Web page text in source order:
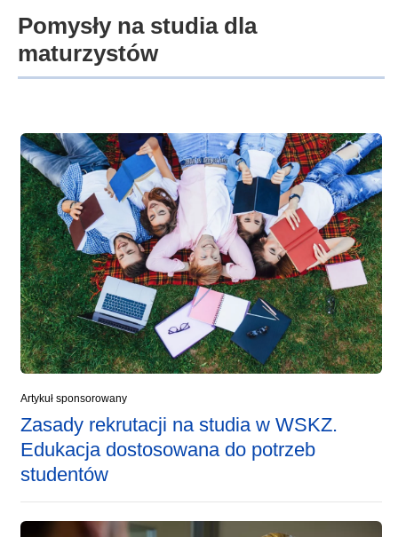
Pomysły na studia dla
maturzystów
Artykuł sponsorowany
Zasady rekrutacji na studia w WSKZ.
Edukacja dostosowana do potrzeb
studentów